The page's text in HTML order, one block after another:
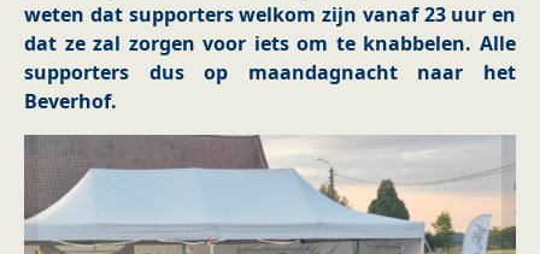
weten dat supporters welkom zijn vanaf 23 uur en
dat ze zal zorgen voor iets om te knabbelen. Alle
supporters dus op maandagnacht naar het
Beverhof.